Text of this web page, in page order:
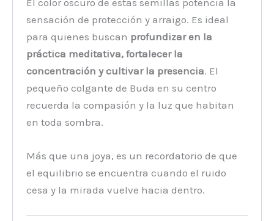
sensación de protección y arraigo. Es ideal
para quienes buscan profundizar en la
práctica meditativa, fortalecer la
concentración y cultivar la presencia. El
pequeño colgante de Buda en su centro
recuerda la compasión y la luz que habitan
en toda sombra.
Más que una joya, es un recordatorio de que
el equilibrio se encuentra cuando el ruido
cesa y la mirada vuelve hacia dentro.